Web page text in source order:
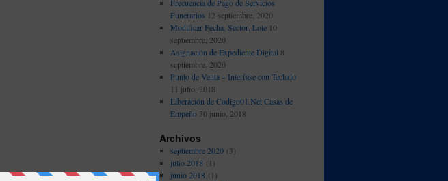
Frecuencia de Pago de Servicios
Funerarios 12 septiembre, 2020
Modificar Fecha, Sector, Lote 10
septiembre, 2020
Asignación de Expediente Digital 8
septiembre, 2020
Punto de Venta – Interfase con Teclado
11 julio, 2018
Liberación de Codigo01.Net Casas de
Empeño 30 junio, 2018
Archivos
septiembre 2020(3)
julio 2018 (1)
junio 2018 (1)